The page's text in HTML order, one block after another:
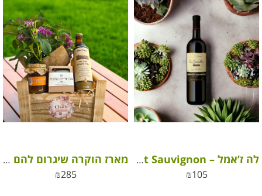
לה ז’אמל – Les Jamelles Cabernet Sauvignon (כשר)
₪105
מארז הוקרה שיגרום להם לחייך
₪285